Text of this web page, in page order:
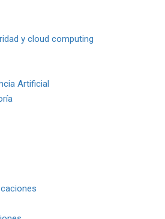
y cloud computing
Artificial